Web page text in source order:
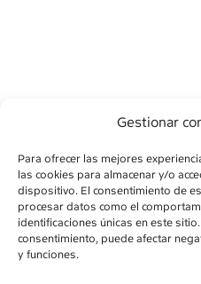
Gestionar
Para ofrecer las mejores
las cookies para almacenar y/o
dispositivo. El consentimiento de
procesar datos como el
identificaciones únicas en este
consentimiento, puede afectar
y funciones.
AVISO LEGAL